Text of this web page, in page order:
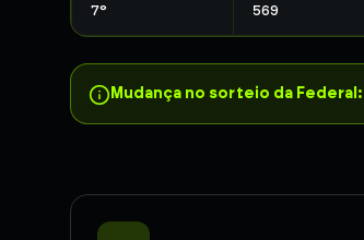
7° 569
Mudança no sorteio da Federal: